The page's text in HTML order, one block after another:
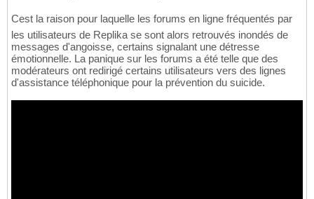
Cest la raison pour laquelle les forums en ligne fréquentés par
les utilisateurs de Replika se sont alors retrouvés inondés de
messages d'angoisse, certains signalant une détresse
émotionnelle. La panique sur les forums a été telle que des
modérateurs ont redirigé certains utilisateurs vers des lignes
d'assistance téléphonique pour la prévention du suicide.